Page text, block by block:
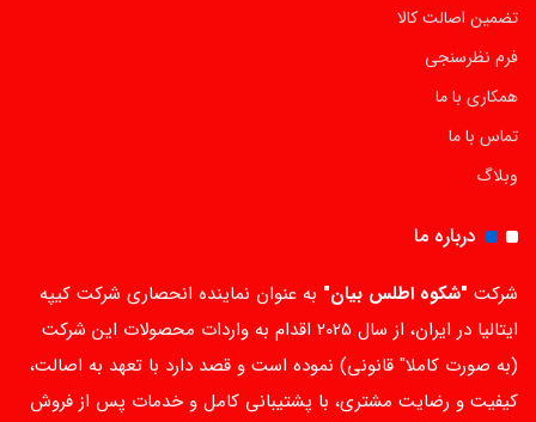
تضمین اصالت کالا
فرم نظرسنجی
همکاری با ما
تماس با ما
وبلاگ
درباره ما
شرکت "شکوه اطلس بیان" به عنوان نماینده انحصاری شرکت کیپه
ایتالیا در ایران، از سال 2025 اقدام به واردات محصولات این شرکت
(به صورت کاملا" قانونی) نموده است و قصد دارد با تعهد به اصالت،
کیفیت و رضایت مشتری، با پشتیبانی کامل و خدمات پس از فروش